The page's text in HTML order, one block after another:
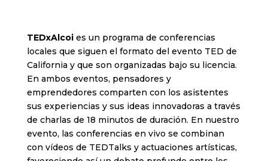
TEDxAlcoies un programa de conferencias
locales que siguen el formato del evento TED de
California y que son organizadas bajo su licencia.
En ambos eventos, pensadores y
emprendedores comparten con los asistentes
sus experiencias y sus ideas innovadoras a través
de charlas de 18 minutos de duración. En nuestro
evento, las conferencias en vivo se combinan
con vídeos de TEDTalks y actuaciones artísticas,